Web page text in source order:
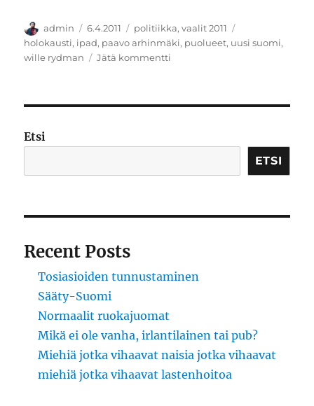
Kirjoittaja
admin Julkaistu
6.4.2011 Kategoriat
politiikka,vaalit 2011
holokausti, ipad, paavo arhinmäki, puolueet, uusi suomi,
wille rydman
Jätä kommentti
Etsi
ETSI
Recent Posts
Tosiasioiden tunnustaminen
Sääty-Suomi
Normaalit ruokajuomat
Mikä ei ole vanha, irlantilainen tai pub?
Miehiä jotka vihaavat naisia jotka vihaavat
miehiä jotka vihaavat lastenhoitoa